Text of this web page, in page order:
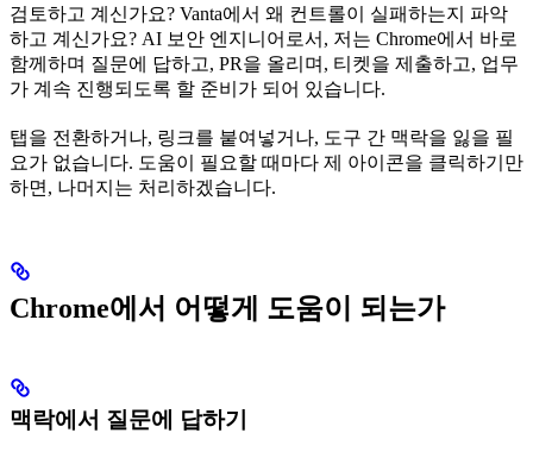
검토하고 계신가요? Vanta에서 왜 컨트롤이 실패하는지 파악
하고 계신가요? AI 보안 엔지니어로서, 저는 Chrome에서 바로
함께하며 질문에 답하고, PR을 올리며, 티켓을 제출하고, 업무
가 계속 진행되도록 할 준비가 되어 있습니다.
탭을 전환하거나, 링크를 붙여넣거나, 도구 간 맥락을 잃을 필
요가 없습니다. 도움이 필요할 때마다 제 아이콘을 클릭하기만
하면, 나머지는 처리하겠습니다.
Chrome에서 어떻게 도움이 되는가
맥락에서 질문에 답하기